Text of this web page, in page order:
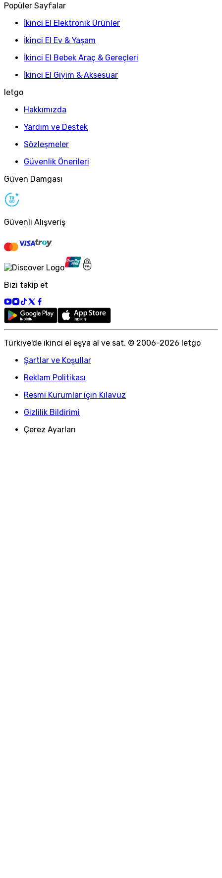
Popüler Sayfalar
İkinci El Elektronik Ürünler
İkinci El Ev & Yaşam
İkinci El Bebek Araç & Gereçleri
İkinci El Giyim & Aksesuar
letgo
Hakkımızda
Yardım ve Destek
Sözleşmeler
Güvenlik Önerileri
Güven Damgası
Güvenli Alışveriş
Bizi takip et
Türkiye'de ikinci el eşya al ve sat. © 2006-2026 letgo
Şartlar ve Koşullar
Reklam Politikası
Resmi Kurumlar için Kılavuz
Gizlilik Bildirimi
Çerez Ayarları